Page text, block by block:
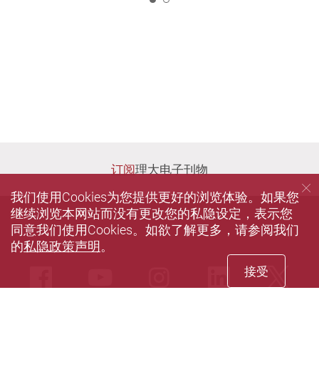
订阅理大电子刊物
instagramLinkedIn
我们使用Cookies为您提供更好的浏览体验。如果您
继续浏览本网站而没有更改您的私隐设定，表示您
同意我们使用Cookies。如欲了解更多，请参阅我们
的私隐政策声明。
接受